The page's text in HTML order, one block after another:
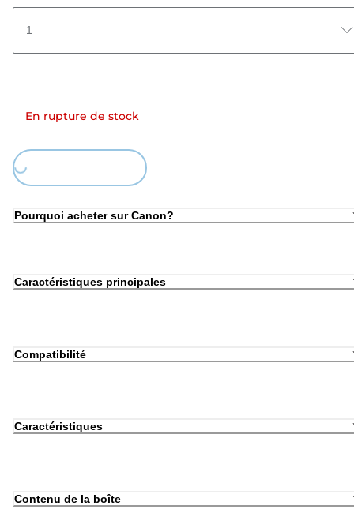
1
En rupture de stock
Loading...
Pourquoi acheter sur Canon?
Caractéristiques principales
Compatibilité
Caractéristiques
Contenu de la boîte